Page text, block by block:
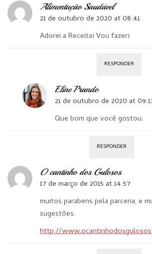
Alimentação Saudável
21 de outubro de 2020 at 08:41
Adorei a Receita! Vou fazer!
RESPONDER
Eline Prando
21 de outubro de 2020 at
Que bom que você gostou.
RESPONDER
O cantinho dos Gulosos
17 de março de 2015 at 14:57
muitos parabens pela parceria, e
sugestões.
http://